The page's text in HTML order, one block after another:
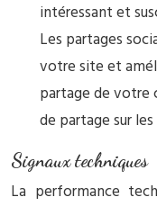
intéressant et
Les partages
votre site et
partage de votre
de partage sur
Signaux techniques
La performance